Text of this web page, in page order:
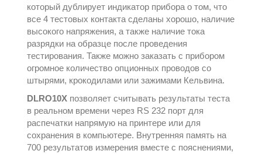
который дублирует индикатор прибора о том, что
все 4 тестовых контакта сделаны хорошо, наличие
высокого напряжения, а также наличие тока
разрядки на образце после проведения
тестирования. Также можно заказать с прибором
огромное количество опционных проводов со
штырями, крокодилами или зажимами Кельвина.
DLRO10X позволяет считывать результаты теста
в реальном времени через RS 232 порт для
распечатки напрямую на принтере или для
сохранения в компьютере. Внутренняя память на
700 результатов измерения вместе с пояснениями,